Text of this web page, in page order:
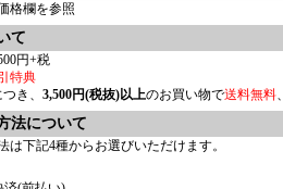
格欄を参照
て
円+税
特典
き、 3,500円(税抜)以上のお買い物で送料無料、
法について
は下記4種からお選びいただけます。